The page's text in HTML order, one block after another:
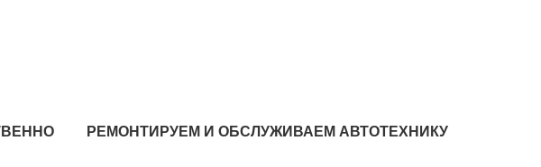
РЕМОНТИРУЕМ И ОБСЛУЖИВАЕМ АВТОТЕХНИКУ